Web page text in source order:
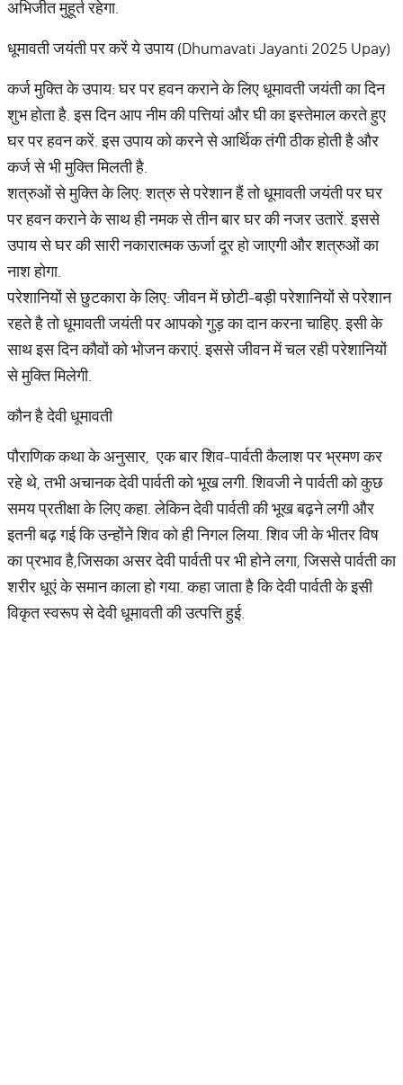
अभिजीत मुहूर्त रहेगा.
धूमावती जयंती पर करें ये उपाय (Dhumavati Jayanti 2025 Upay)
कर्ज मुक्ति के उपाय: घर पर हवन कराने के लिए धूमावती जयंती का दिन
शुभ होता है. इस दिन आप नीम की पत्तियां और घी का इस्तेमाल करते हुए
घर पर हवन करें. इस उपाय को करने से आर्थिक तंगी ठीक होती है और
कर्ज से भी मुक्ति मिलती है.
शत्रुओं से मुक्ति के लिए: शत्रु से परेशान हैं तो धूमावती जयंती पर घर
पर हवन कराने के साथ ही नमक से तीन बार घर की नजर उतारें. इससे
उपाय से घर की सारी नकारात्मक ऊर्जा दूर हो जाएगी और शत्रुओं का
नाश होगा.
परेशानियों से छुटकारा के लिए: जीवन में छोटी-बड़ी परेशानियों से परेशान
रहते है तो धूमावती जयंती पर आपको गुड़ का दान करना चाहिए. इसी के
साथ इस दिन कौवों को भोजन कराएं. इससे जीवन में चल रही परेशानियों
से मुक्ति मिलेगी.
कौन है देवी धूमावती
पौराणिक कथा के अनुसार, एक बार शिव-पार्वती कैलाश पर भ्रमण कर
रहे थे, तभी अचानक देवी पार्वती को भूख लगी. शिवजी ने पार्वती को कुछ
समय प्रतीक्षा के लिए कहा. लेकिन देवी पार्वती की भूख बढ़ने लगी और
इतनी बढ़ गई कि उन्होंने शिव को ही निगल लिया. शिव जी के भीतर विष
का प्रभाव है,जिसका असर देवी पार्वती पर भी होने लगा, जिससे पार्वती का
शरीर धूएं के समान काला हो गया. कहा जाता है कि देवी पार्वती के इसी
विकृत स्वरूप से देवी धूमावती की उत्पत्ति हुई.